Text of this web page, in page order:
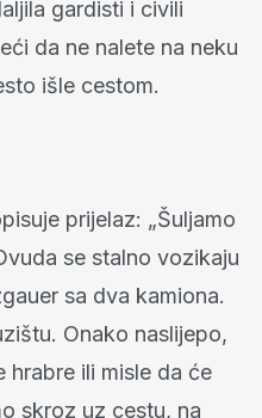
gardisti i civili
da ne nalete na neku
išle cestom.
prijelaz: „Šuljamo
se stalno vozikaju
sa dva kamiona.
Onako naslijepo,
hrabre ili misle da će
skroz uz cestu, na